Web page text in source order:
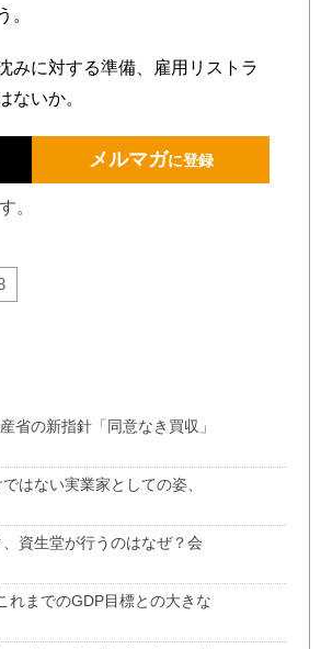
。
に対する準備、雇用リストラ
ないか。
メルマガに登録
。
省の新指針「同意なき買収」
はない実業家としての姿、
資生堂が行うのはなぜ？会
れまでのGDP目標との大きな